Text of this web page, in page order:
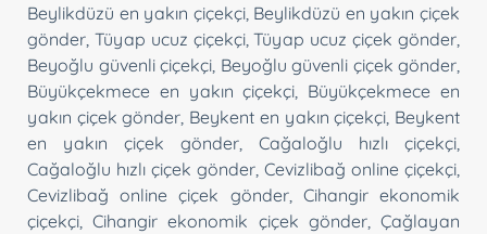
Beylikdüzü en yakın çiçekçi, Beylikdüzü en yakın çiçek
gönder Tüyap ucuz çiçekçi,Tüyap ucuz çiçek gönder
Beyoğlu güvenli çiçekçi Beyoğlu güvenli çiçek gönder
Büyükçekmece en yakın çiçekçi
Büyükçekmece en
yakın çiçek gönder Beykent en yakın çiçekçi Beykent
en yakın çiçek gönder
Cağaloğlu hızlı çiçekçi
Cağaloğlu hızlı çiçek gönder Cevizlibağ online çiçekçi
Cevizlibağ online çiçek gönder, Cihangir ekonomik
çiçekçi ,Cihangir ekonomik çiçek gönder,Çağlayan